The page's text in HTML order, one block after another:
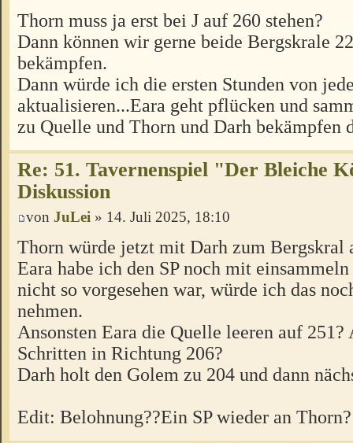
Thorn muss ja erst bei J auf 260 stehen?
Dann können wir gerne beide Bergskrale
bekämpfen.
Dann würde ich die ersten Stunden von
aktualisieren...Eara geht pflücken und
zu Quelle und Thorn und Darh bekämpfen
Re: 51. Tavernenspiel "Der Bleiche
Diskussion
von JuLei » 14. Juli 2025, 18:10
Thorn würde jetzt mit Darh zum Bergskral
Eara habe ich den SP noch mit
nicht so vorgesehen war, würde ich das
nehmen.
Ansonsten Eara die Quelle leeren auf
Schritten in Richtung 206?
Darh holt den Golem zu 204 und dann
Edit: Belohnung??Ein SP wieder an Thorn?